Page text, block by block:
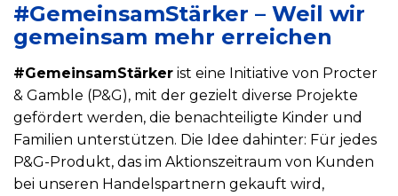
#GemeinsamStärker – Weil wir
gemeinsam mehr erreichen
#GemeinsamStärker ist eine Initiative von Procter
& Gamble (P&G), mit der gezielt diverse Projekte
gefördert werden, die benachteiligte Kinder und
Familien unterstützen. Die Idee dahinter: Für jedes
P&G-Produkt, das im Aktionszeitraum von Kunden
bei unseren Handelspartnern gekauft wird,